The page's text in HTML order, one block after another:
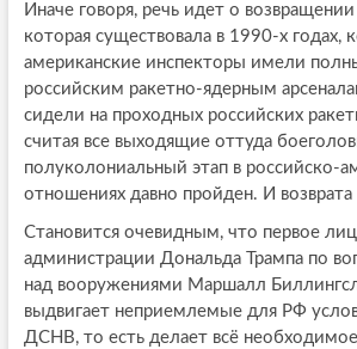
Иначе говоря, речь идет о
которая существовала в 1990-х годах,
американские инспекторы имели
российским ракетно-ядерным
сидели на проходных российских
считая все выходящие оттуда
полуколониальный этап в российско-
отношениях давно пройден. И
Становится очевидным, что первое
администрации Дональда Трампа по
над вооружениями Маршалл
выдвигает неприемлемые для РФ
ДСНВ, то есть делает всё